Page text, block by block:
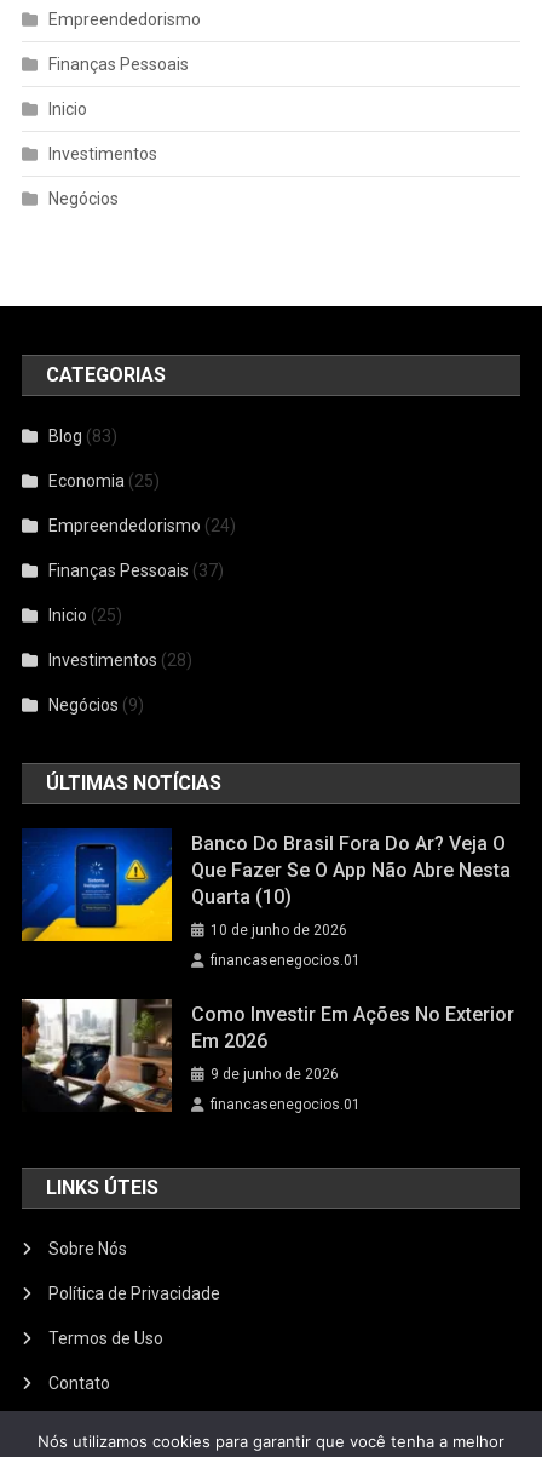
Empreendedorismo
Finanças Pessoais
Inicio
Investimentos
Negócios
CATEGORIAS
Blog (83)
Economia (25)
Empreendedorismo (24)
Finanças Pessoais (37)
Inicio (25)
Investimentos (28)
Negócios (9)
ÚLTIMAS NOTÍCIAS
Banco Do Brasil Fora Do Ar? Veja O
Que Fazer Se O App Não Abre Nesta
Quarta (10)
10 de junho de 2026
financasenegocios.01
Como Investir Em Ações No Exterior
Em 2026
9 de junho de 2026
financasenegocios.01
LINKS ÚTEIS
Sobre Nós
Política de Privacidade
Termos de Uso
Contato
Nós utilizamos cookies para garantir que você tenha a melhor